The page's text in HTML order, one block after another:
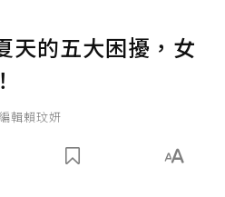
天的五大困擾，女
輯賴玟妍